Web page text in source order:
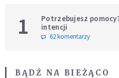
1
Potrzebujesz
intencji
62 komentarzy
BĄDŹ NA BIEŻĄCO